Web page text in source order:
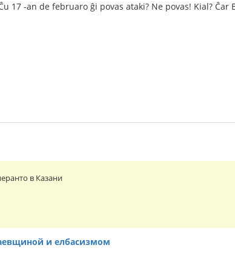
17 -an de februaro ĝi povas ataki? Ne povas! Kial? Ĉar
в Казани
и елбасизмом